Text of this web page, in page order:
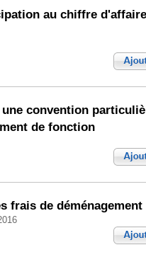
au chiffre
convention
de fonction
frais de déménagement